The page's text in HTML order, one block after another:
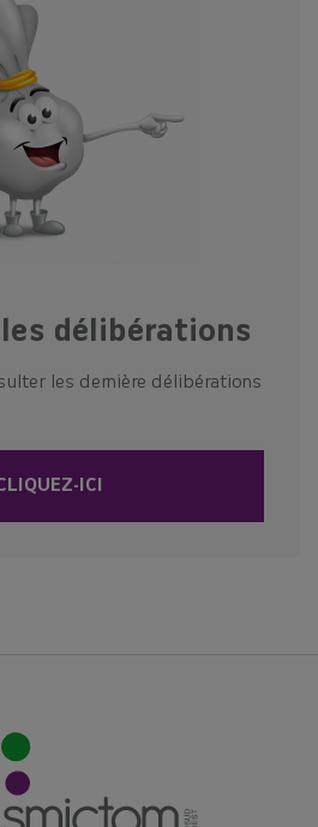
ici !
Sud Est 35
délibérations
les dernière délibérations
ICI